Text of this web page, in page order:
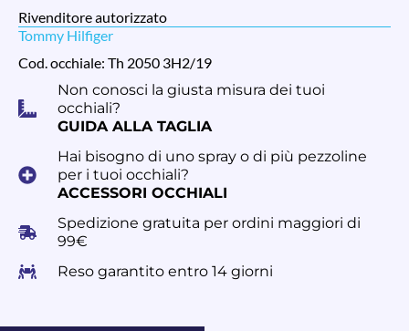
Rivenditore autorizzato
Tommy Hilfiger
Cod. occhiale: Th 2050 3H2/19
Non conosci la giusta misura dei tuoi
occhiali?
GUIDA ALLA TAGLIA
Hai bisogno di uno spray o di più pezzoline
per i tuoi occhiali?
ACCESSORI OCCHIALI
Spedizione gratuita per ordini maggiori di
99€
Reso garantito entro 14 giorni